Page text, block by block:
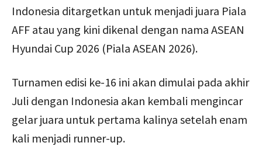
Indonesia ditargetkan untuk menjadi juara Piala
AFF atau yang kini dikenal dengan nama ASEAN
Hyundai Cup 2026 (Piala ASEAN 2026).
Turnamen edisi ke-16 ini akan dimulai pada akhir
Juli dengan Indonesia akan kembali mengincar
gelar juara untuk pertama kalinya setelah enam
kali menjadi runner-up.